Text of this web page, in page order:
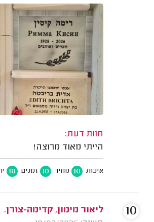
חוות דעת:
הייתי מאוד מרוצה!
איכות 10 מחיר 10 זמנים 10
ליאור מימון, קדימה-צורן.
10